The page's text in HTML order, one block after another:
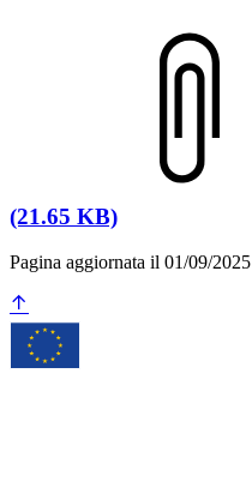
(21.65 KB)
Pagina aggiornata il 01/09/2025